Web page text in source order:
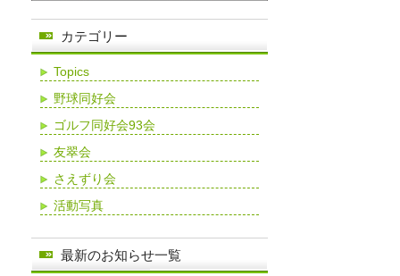
カテゴリー
Topics
野球同好会
ゴルフ同好会93会
友翠会
さえずり会
活動写真
最新のお知らせ一覧